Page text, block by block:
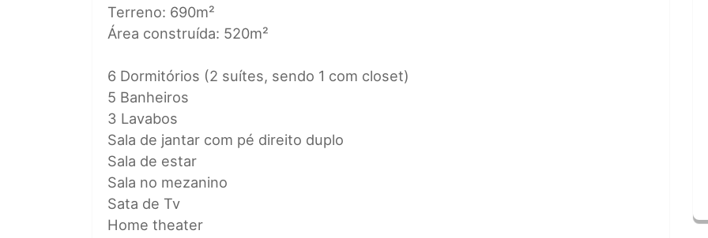
Terreno: 690m²
Área construída: 520m²
6 Dormitórios (2 suítes, sendo 1 com closet)
5 Banheiros
3 Lavabos
Sala de jantar com pé direito duplo
Sala de estar
Sala no mezanino
Sata de Tv
Home theater